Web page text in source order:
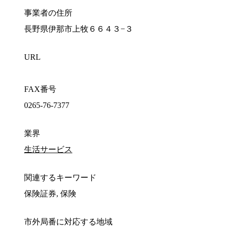
事業者の住所
長野県伊那市上牧６６４３−３
URL
FAX番号
0265-76-7377
業界
生活サービス
関連するキーワード
保険証券, 保険
市外局番に対応する地域